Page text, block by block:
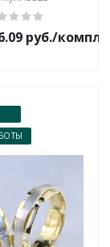
руб./